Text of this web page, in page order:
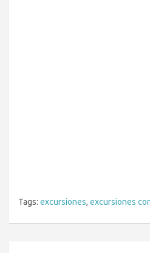
Tags: excursiones, excursiones